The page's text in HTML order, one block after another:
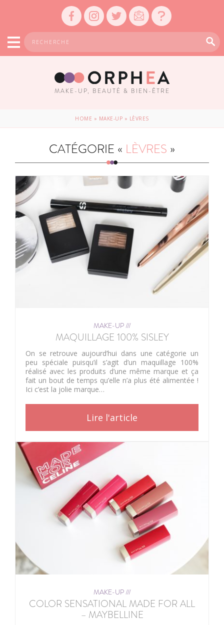
MAKE-UP, BEAUTÉ & BIEN-ÊTRE
HOME » MAKE-UP » LÈVRES
CATÉGORIE « LÈVRES »
MAKE-UP ///
MAQUILLAGE 100% SISLEY
On se retrouve aujourd’hui dans une catégorie un
peu spéciale puisqu’il s’agit d’un maquillage 100%
réalisé avec les produits d’une même marque et ça
fait un bout de temps qu’elle n’a plus été alimentée !
Ici c’est la jolie marque…
Lire l'article
MAKE-UP ///
COLOR SENSATIONAL MADE FOR ALL
– MAYBELLINE